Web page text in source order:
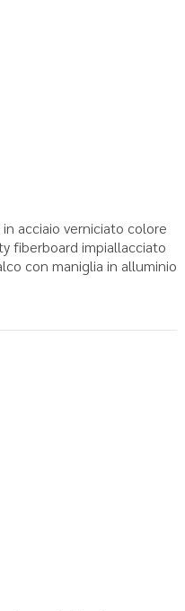
acciaio verniciato colore
fiberboard impiallacciato
con maniglia in alluminio